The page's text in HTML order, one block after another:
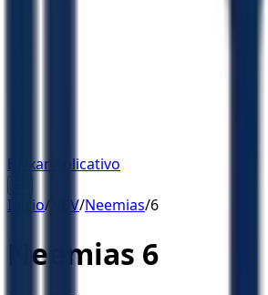
Baixar Aplicativo
Início/ NBV/Neemias/6
Neemias 6